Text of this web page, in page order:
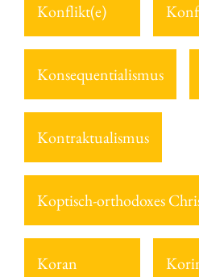
Konflikt(e)
Konsequentialismus
Kontraktualismus
Koptisch-orthodoxes
Koran